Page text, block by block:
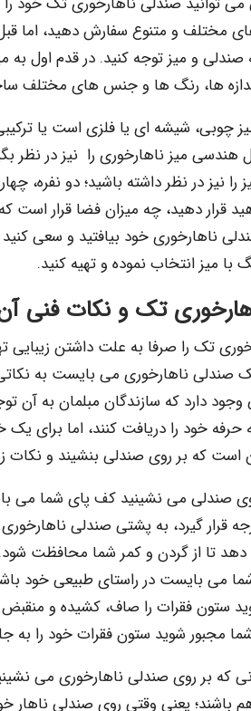
مختلف و متنوع سفارش دهید، اما
صندلی و میز توجه کنید. در قدم اول
ها، رنگ ها و جنس های مختلف
میز چوبی، شیشه ای یا فلزی است یا
میز ناهارخوری را نیز در نظر
را نیز در نظر داشته باشید؛ دو
قرار دهید، چه میزان فضا قرار است که
ناهارخوری خود بیافتید و سعی
میز انتخاب نموده و تهیه کنید.
تک و نکات فنی
تک را صرفا به علت داشتن زیبایی
صندلی ناهارخوری می بایست به نکاتی
وجود دارد که سازندگان مبلمان به آن
خود را دریافت کنند، اما برای یک
است که بر روی صندلی بنشیند و نکات
صندلی می نشینید کف پای شما می
زاویه 90 درجه قرار گیرد، به پشتی صندلی
تا از گردن و کمر شما محافظت
می بایست در راستای طبیعی خود
ستون فقرات را صاف، کشیده و منقبض
مجبور شوید ستون فقرات خود را به
که بر روی صندلی ناهارخوری می
باشند؛ یعنی وقتی روی صندلی